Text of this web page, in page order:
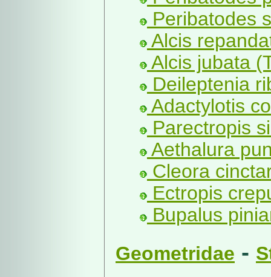
Peribatodes
Alcis
Alcis jubata
Deileptenia
Adactylotis
Parectropis
Aethalura
Cleora
Ectropis
Bupalus
Geometridae -